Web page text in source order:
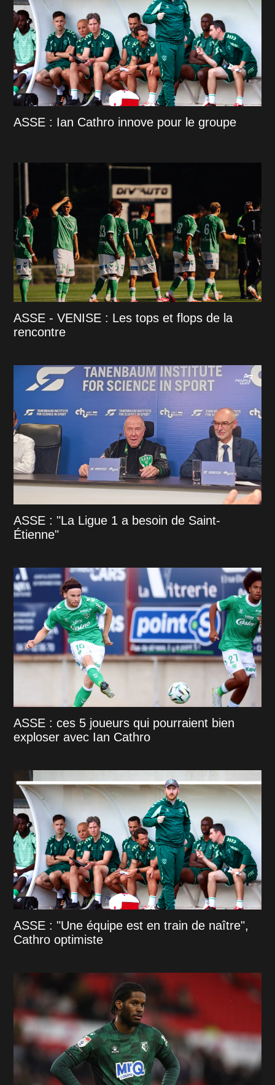
ASSE : Ian Cathro innove pour le groupe
ASSE - VENISE : Les tops et flops de la
rencontre
ASSE : "La Ligue 1 a besoin de Saint-
Étienne"
ASSE : ces 5 joueurs qui pourraient bien
exploser avec Ian Cathro
ASSE : "Une équipe est en train de naître",
Cathro optimiste